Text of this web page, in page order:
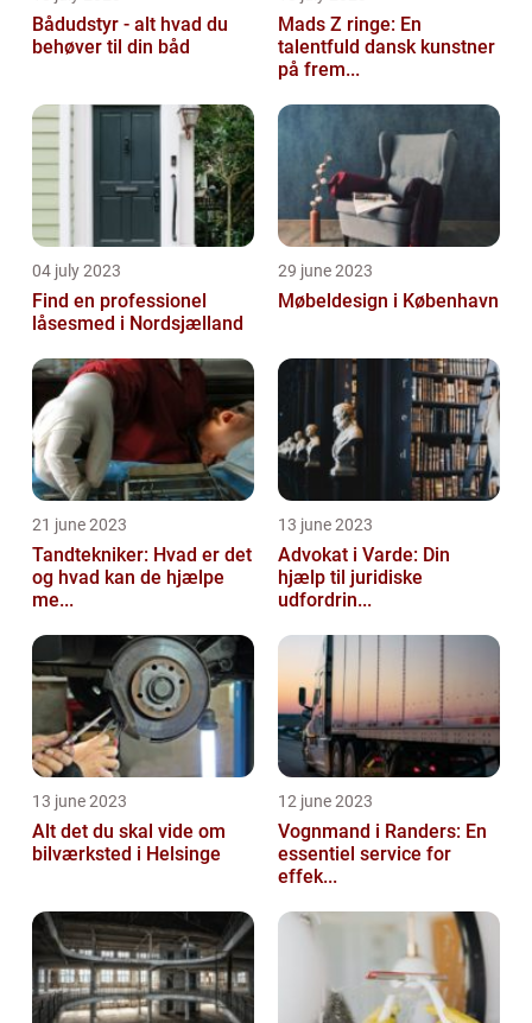
Bådudstyr - alt hvad du
behøver til din båd
Mads Z ringe: En
talentfuld dansk kunstner
på frem...
04 july 2023
Find en professionel
låsesmed i Nordsjælland
29 june 2023
Møbeldesign i København
21 june 2023
Tandtekniker: Hvad er det
og hvad kan de hjælpe
me...
13 june 2023
Advokat i Varde: Din
hjælp til juridiske
udfordrin...
13 june 2023
Alt det du skal vide om
bilværksted i Helsinge
12 june 2023
Vognmand i Randers: En
essentiel service for
effek...